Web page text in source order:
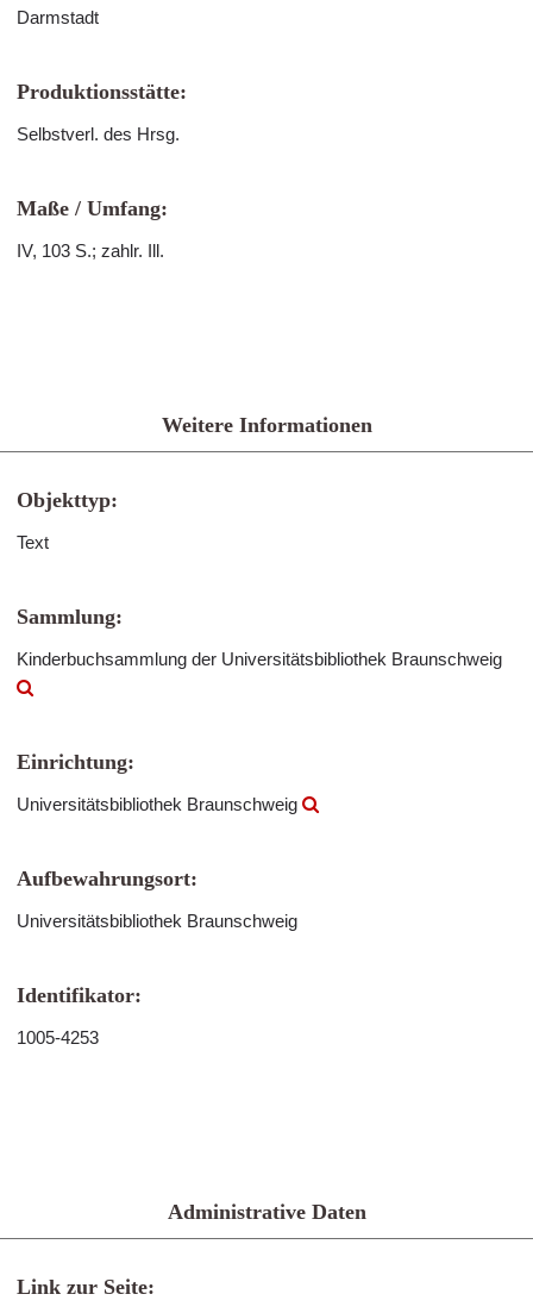
Darmstadt
Produktionsstätte:
Selbstverl. des Hrsg.
Maße / Umfang:
IV, 103 S.; zahlr. Ill.
Weitere Informationen
Objekttyp:
Text
Sammlung:
Kinderbuchsammlung der Universitätsbibliothek Braunschweig
Einrichtung:
Universitätsbibliothek Braunschweig
Aufbewahrungsort:
Universitätsbibliothek Braunschweig
Identifikator:
1005-4253
Administrative Daten
Link zur Seite: